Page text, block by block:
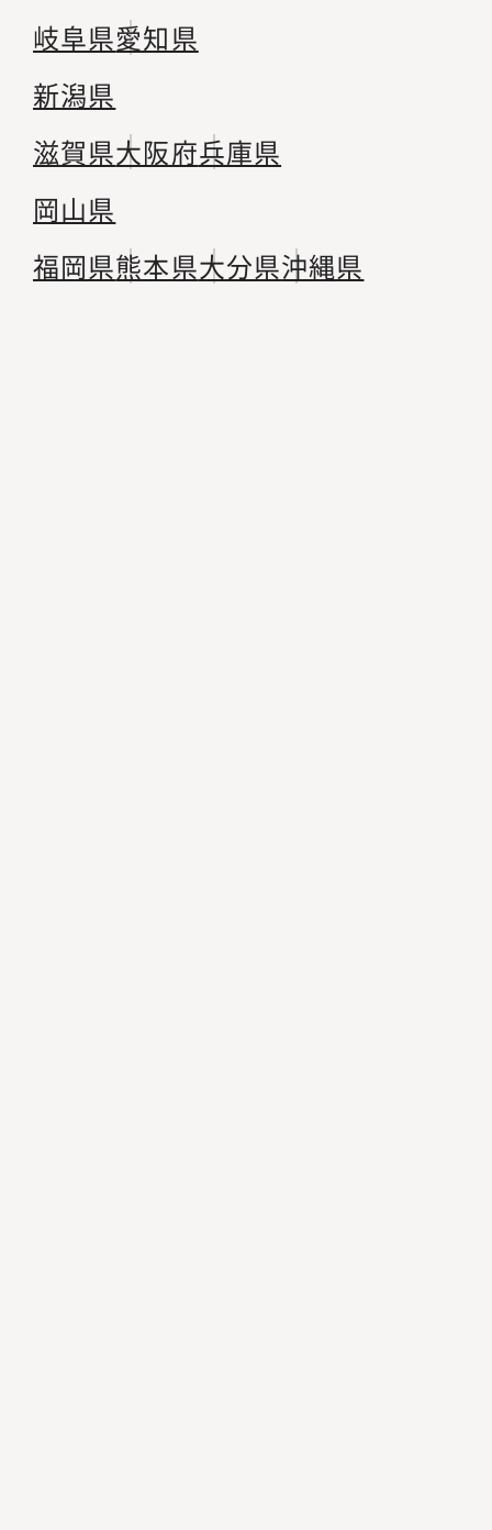
岐阜県愛知県
新潟県
滋賀県大阪府兵庫県
岡山県
福岡県熊本県大分県沖縄県